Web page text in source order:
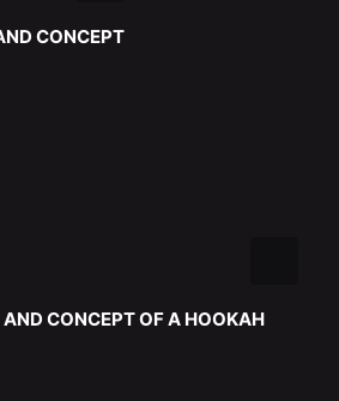
CONCEPT
AND CONCEPT OF A HOOKAH